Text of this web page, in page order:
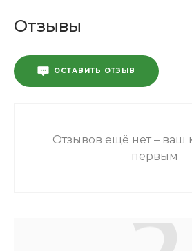
Отзывы
ОСТАВИТЬ ОТЗЫВ
Отзывов ещё нет – ваш
первым